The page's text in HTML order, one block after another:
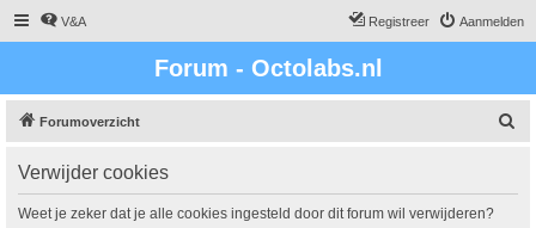
V&A Aanmelden
Registreer
Forum - Octolabs.nl
Forumoverzicht
Verwijder cookies
Weet je zeker dat je alle cookies ingesteld door dit forum wil verwijderen?